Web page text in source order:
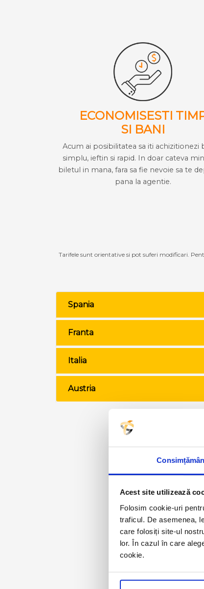
Acest site utilizează
Folosim cookie-uri
traficul. De asemenea,
care folosiți site-ul
lor. În cazul în care
cookie.
ECONOMISESTI
SI BANI
Acum ai posibilitatea sa iti achizitionezi
simplu, ieftin si rapid. In doar cateva
biletul in mana, fara sa fie nevoie sa te
pana la agentie.
Tarifele sunt orientative si pot suferi modificari.
Spania
Franta
Italia
Austria